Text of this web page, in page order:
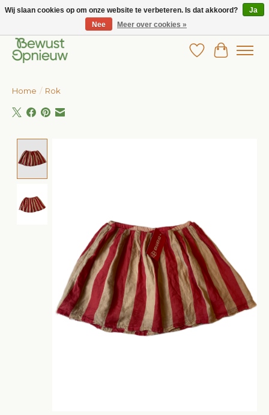
Wij bieden het grootste aanbod in betaalbare kinderkleding!
Verlanglijst
Home / Rok
Wij slaan cookies op om onze website te verbeteren. Is dat akkoord?
Ja
Nee
Meer over cookies »